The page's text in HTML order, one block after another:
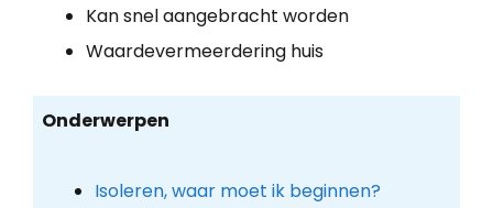
Kan snel aangebracht worden
Waardevermeerdering huis
Onderwerpen
Isoleren, waar moet ik beginnen?